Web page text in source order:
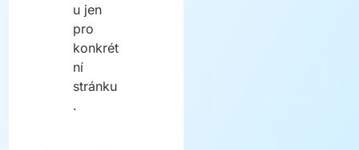
u jen
pro
konkrét
ní
stránku
.